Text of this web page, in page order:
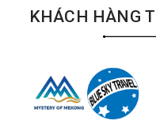
KHÁCH HÀNG